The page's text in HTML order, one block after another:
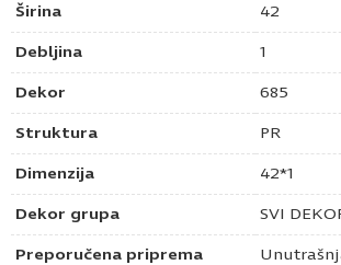
Širina 42
Debljina 1
Dekor 685
Struktura PR
Dimenzija 42*1
Dekor grupa SVI
Preporučena priprema